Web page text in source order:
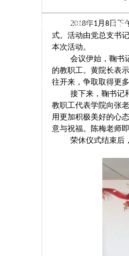
学生活动 招生与就业
科
工会活动
2018年1月 8日下
式。活动由党总支书
本次活动。
会议伊始，鞠书
的教职工。黄院长表
往开来，争取取得更
接下来，鞠书记
教职工代表学院向张
用更加积极美好的心
意与祝福。陈梅老师
荣休仪式结束后